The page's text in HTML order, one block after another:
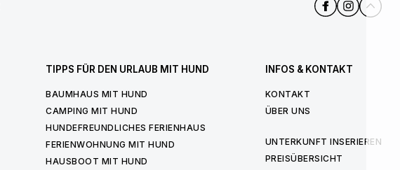
TIPPS FÜR DEN URLAUB MIT HUND
BAUMHAUS MIT HUND
CAMPING MIT HUND
HUNDEFREUNDLICHES FERIENHAUS
FERIENWOHNUNG MIT HUND
HAUSBOOT MIT HUND
INFOS & KONTAKT
KONTAKT
ÜBER UNS
UNTERKUNFT INSERIEREN
PREISÜBERSICHT